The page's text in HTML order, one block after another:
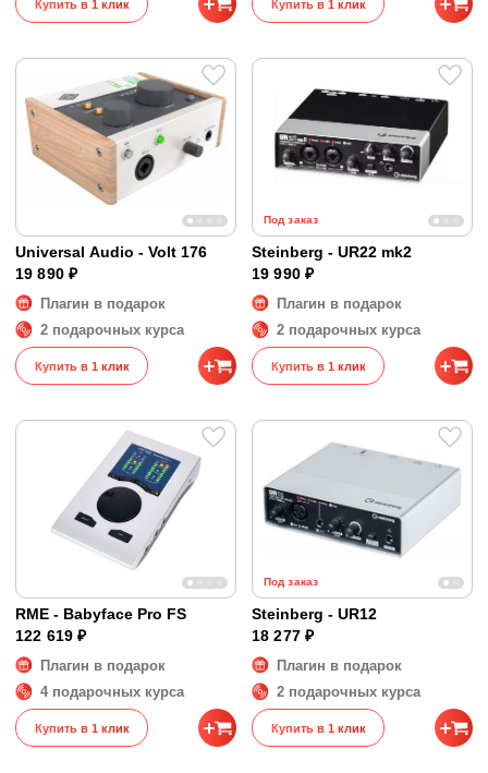
Купить в 1 клик Купить в 1 клик
Universal Audio - Volt 176
19 890 ₽
Плагин в подарок
2 подарочных курса
Купить в 1 клик
Под заказ
Steinberg - UR22 mk2
19 990 ₽
Плагин в подарок
2 подарочных курса
Купить в 1 клик
RME - Babyface Pro FS
122 619 ₽
Плагин в подарок
4 подарочных курса
Купить в 1 клик
Под заказ
Steinberg - UR12
18 277 ₽
Плагин в подарок
2 подарочных курса
Купить в 1 клик